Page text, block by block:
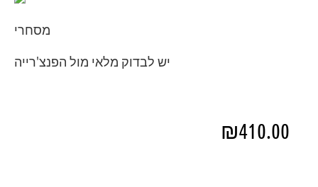
מסחרי
יש לבדוק מלאי מול הפנצ'רייה
₪410.00